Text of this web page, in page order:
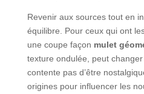
Revenir aux sources tout en
équilibre. Pour ceux qui ont
une coupe façon mulet
texture ondulée, peut
contente pas d’être
origines pour influencer les